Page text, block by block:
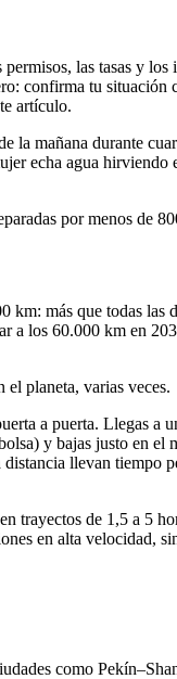
las tasas y
confirma tu
artículo.
mañana durante
echa agua hirviendo
por menos de
km: más que todas las
a los 60.000 km en
el planeta, varias veces.
a puerta. Llegas a
y bajas justo en
llevan tiempo
de 1,5 a 5
en alta velocidad,
como